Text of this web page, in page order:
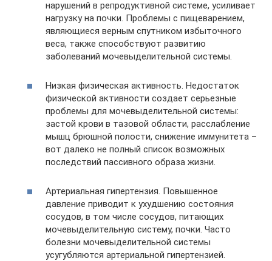
нарушений в репродуктивной системе, усиливает
нагрузку на почки. Проблемы с пищеварением,
являющиеся верным спутником избыточного
веса, также способствуют развитию
заболеваний мочевыделительной системы.
Низкая физическая активность. Недостаток
физической активности создает серьезные
проблемы для мочевыделительной системы:
застой крови в тазовой области, расслабление
мышц брюшной полости, снижение иммунитета –
вот далеко не полный список возможных
последствий пассивного образа жизни.
Артериальная гипертензия. Повышенное
давление приводит к ухудшению состояния
сосудов, в том числе сосудов, питающих
мочевыделительную систему, почки. Часто
болезни мочевыделительной системы
усугубляются артериальной гипертензией.